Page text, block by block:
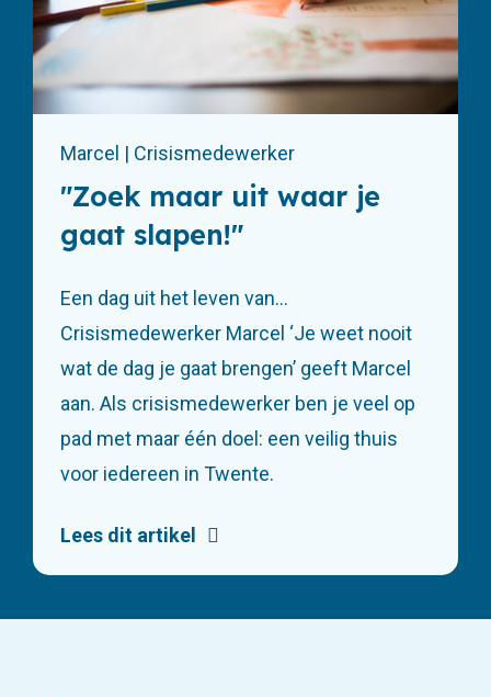
Marcel | Crisismedewerker
"Zoek maar uit waar je
gaat slapen!"
Een dag uit het leven van…
Crisismedewerker Marcel ‘Je weet nooit
wat de dag je gaat brengen’ geeft Marcel
aan. Als crisismedewerker ben je veel op
pad met maar één doel: een veilig thuis
voor iedereen in Twente.
Lees dit artikel